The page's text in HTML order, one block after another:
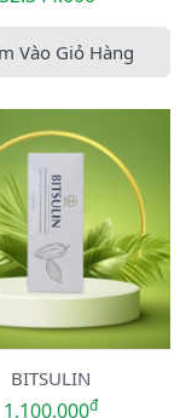
Vào Giỏ Hàng
BITSULIN
1.100.000đ